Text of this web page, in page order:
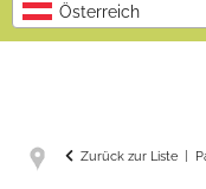
Österreich
Zurück zur Liste